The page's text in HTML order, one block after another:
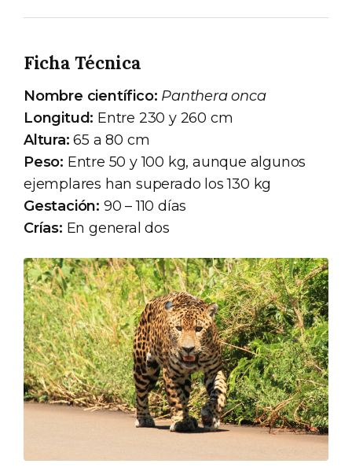
Ficha Técnica
Nombre científico: Panthera onca
Longitud: Entre 230 y 260 cm
Altura: 65 a 80 cm
Peso: Entre 50 y 100 kg, aunque algunos
ejemplares han superado los 130 kg
Gestación: 90 – 110 días
Crías: En general dos